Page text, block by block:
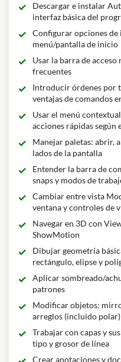
Descargar e instalar
interfaz básica del
Configurar opciones de
menú/pantalla de inicio
Usar la barra de
frecuentes
Introducir órdenes por
ventajas de comandos
Usar el menú
acciones rápidas según
Manejar paletas: abrir,
lados de la pantalla
Entender la barra de
snaps y modos de
Cambiar entre vista
ventana y controles de
Navegar en 3D con
ShowMotion
Dibujar geometría
rectángulo, elipse y
Aplicar sombreado/
patrones
Modificar objetos:
arreglos (incluido polar)
Trabajar con capas y
tipo y grosor de línea
Crear anotaciones y